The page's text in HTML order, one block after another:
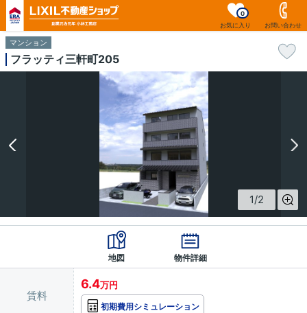
お気に入り
0
お問い合わせ
マンション
フラッティ三軒町205
1/2
地図 物件詳細
賃料
6.4万円
初期費用シミュレーション